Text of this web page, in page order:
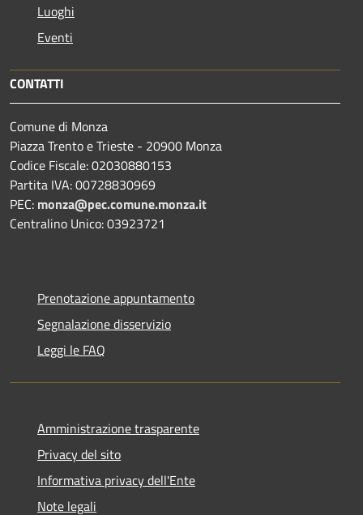
Luoghi
Eventi
CONTATTI
Comune di Monza
Piazza Trento e Trieste - 20900 Monza
Codice Fiscale: 02030880153
Partita IVA: 00728830969
PEC: monza@pec.comune.monza.it
Centralino Unico: 03923721
Prenotazione appuntamento
Segnalazione disservizio
Leggi le FAQ
Amministrazione trasparente
Privacy del sito
Informativa privacy dell'Ente
Note legali